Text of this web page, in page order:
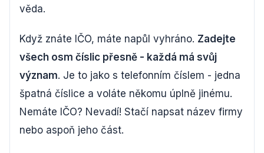
věda.
Když znáte IČO, máte napůl vyhráno. Zadejte
všech osm číslic přesně - každá má svůj
význam. Je to jako s telefonním číslem - jedna
špatná číslice a voláte někomu úplně jinému.
Nemáte IČO? Nevadí! Stačí napsat název firmy
nebo aspoň jeho část.